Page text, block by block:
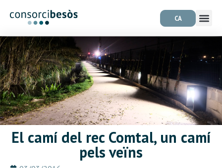
CA
El camí del rec Comtal, un camí
pels veïns